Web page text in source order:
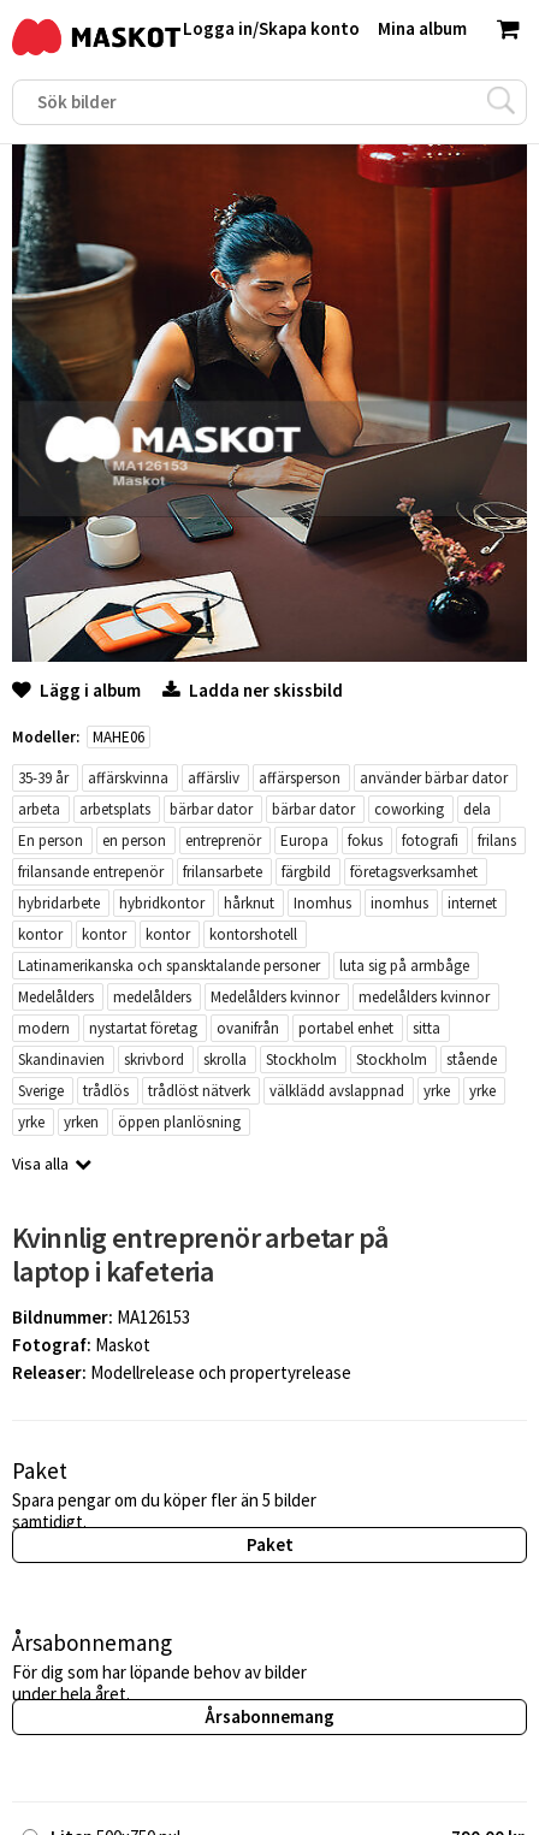
Mina album
Logga in/Skapa konto
Lägg i album Ladda ner skissbild
Modeller:
MAHE06
35-39 år
affärskvinna affärsliv affärsperson
använder bärbar dator
arbeta
arbetsplats bärbar dator bärbar dator coworking
dela
En person
en person entreprenör Europa fokus fotografi
frilans
frilansande entrepenör
frilansarbete färgbild
företagsverksamhet
hybridarbete
hybridkontor hårknut Inomhus inomhus
internet
kontor
kontor kontor
kontorshotell
Latinamerikanska och spansktalande personer
luta sig på armbåge
Medelålders
medelålders Medelålders kvinnor
medelålders kvinnor
modern
nystartat företag ovanifrån portabel enhet
sitta
Skandinavien
skrivbord skrolla Stockholm Stockholm
stående
Sverige
trådlös trådlöst nätverk välklädd avslappnad yrke
yrke
yrke
yrken öppen planlösning
Visa alla
Kvinnlig entreprenör arbetar på
laptop i kafeteria
Bildnummer: MA126153
Fotograf: Maskot
Releaser: Modellrelease och propertyrelease
Paket
Spara pengar om du köper fler än 5 bilder
samtidigt.
Paket
Årsabonnemang
För dig som har löpande behov av bilder
under hela året.
Årsabonnemang